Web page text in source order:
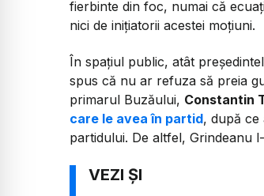
fierbinte din foc, numai că
nici de inițiatorii acestei moțiuni.
În spațiul public, atât
spus că nu ar refuza să preia
primarul Buzăului, Constantin
care le avea în partid, după ce
partidului. De altfel, Grindeanu